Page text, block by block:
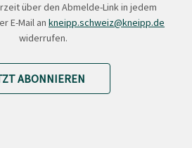
über den Abmelde-Link in jedem
E-Mail an kneipp.schweiz@kneipp.de
widerrufen.
ABONNIEREN